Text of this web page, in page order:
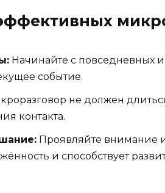
Начинайте с повседневных
событие.
не должен
контакта.
Проявляйте внимание
и способствует